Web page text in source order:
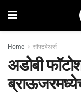
Home सॉफ्टवेअर्स
अडोबी